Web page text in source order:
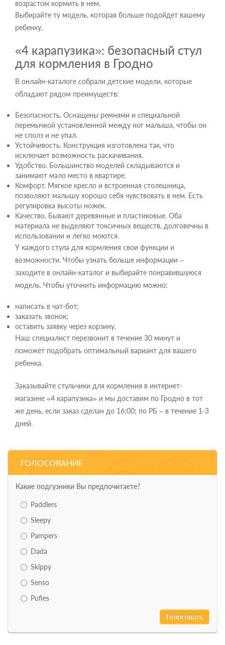
возрастом кормить в нем.
Выбирайте ту модель, которая больше подойдет вашему
ребенку.
«4 карапузика»: безопасный стул
для кормления в Гродно
В онлайн-каталоге собрали детские модели, которые
обладают рядом преимуществ:
Безопасность. Оснащены ремнями и специальной
перемычкой установленной между ног малыша, чтобы он
не сполз и не упал.
Устойчивость. Конструкция изготовлена так, что
исключает возможность раскачивания.
Удобство. Большинство моделей складываются и
занимают мало место в квартире.
Комфорт. Мягкое кресло и встроенная столешница,
позволяют малышу хорошо себя чувствовать в нем. Есть
регулировка высоты ножек.
Качество. Бывают деревянные и пластиковые. Оба
материала не выделяют токсичных веществ, долговечны в
использовании и легко моются.
У каждого стула для кормления свои функции и
возможности. Чтобы узнать больше информации –
заходите в онлайн-каталог и выбирайте понравившуюся
модель. Чтобы уточнить информацию можно:
написать в чат-бот;
заказать звонок;
оставить заявку через корзину.
Наш специалист перезвонит в течение 30 минут и
поможет подобрать оптимальный вариант для вашего
ребенка.
Заказывайте стульчики для кормления в интернет-
магазине «4 карапузика» и мы доставим по Гродно в тот
же день, если заказ сделан до 16:00; по РБ – в течение 1-3
дней.
ГОЛОСОВАНИЕ
Какие подгузники Вы предпочитаете?
Paddlers
Sleepy
Pampers
Dada
Skippy
Senso
Pufies